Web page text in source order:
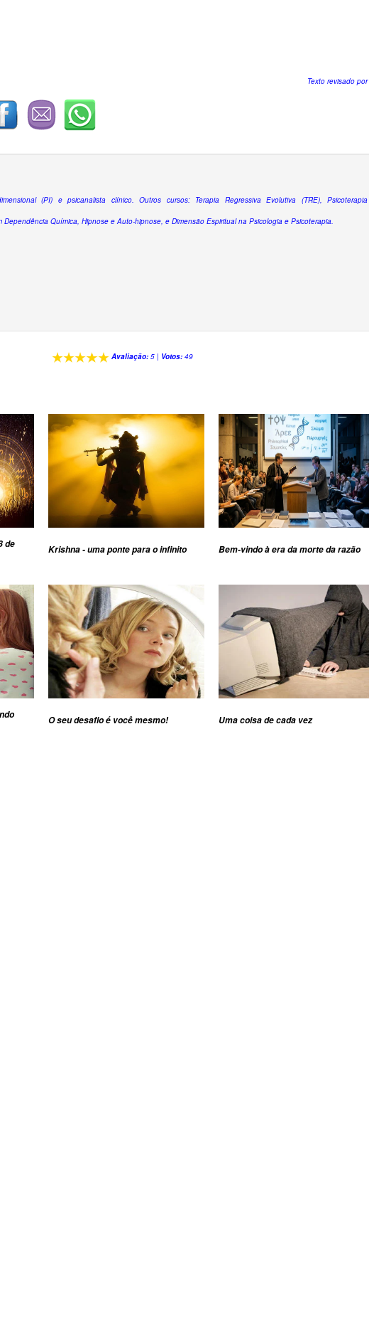
Texto revisado por
(PI) e psicanalista clínico. Outros cursos: Terapia Regressiva Evolutiva (TRE), Psicoterapia
Química, Hipnose e Auto-hipnose, e Dimensão Espiritual na Psicologia e Psicoterapia.
Avaliação:5| Votos:49
de
Krishna - uma ponte para o infinito Bem-vindo à era da morte da razão
O seu desafio é você mesmo! Uma coisa de cada vez